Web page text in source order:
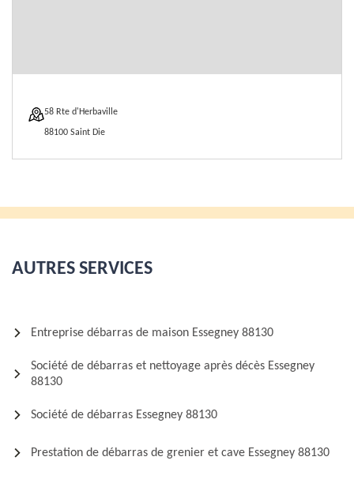
58 Rte d'Herbaville
88100 Saint Die
AUTRES SERVICES
Entreprise débarras de maison Essegney 88130
Société de débarras et nettoyage après décès Essegney
88130
Société de débarras Essegney 88130
Prestation de débarras de grenier et cave Essegney 88130